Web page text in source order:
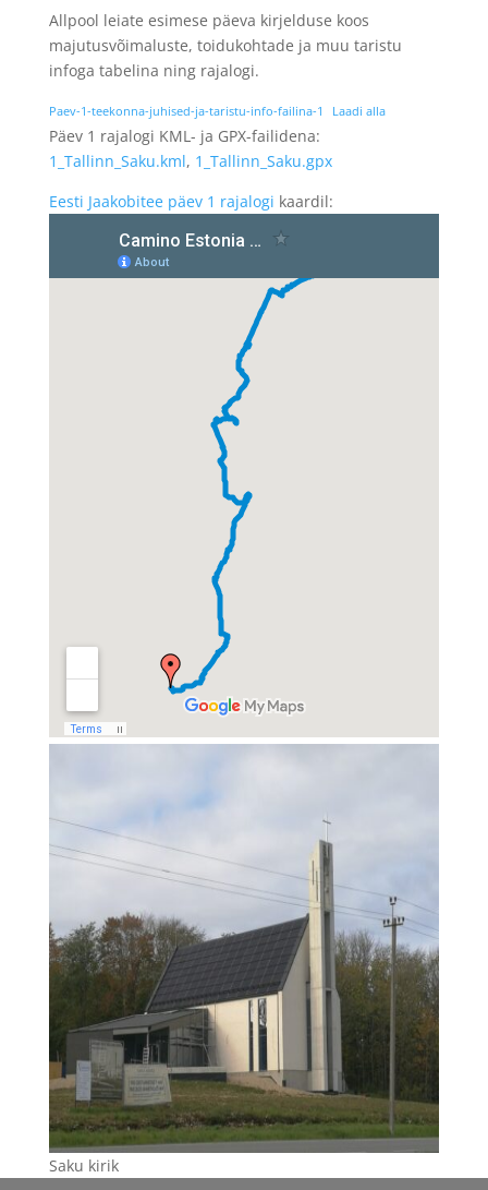
Allpool leiate esimese päeva kirjelduse koos
majutusvõimaluste, toidukohtade ja muu taristu
infoga tabelina ning rajalogi.
Paev-1-teekonna-juhised-ja-taristu-info-failina-1 Laadi alla
Päev 1 rajalogi KML- ja GPX-failidena:
1_Tallinn_Saku.kml, 1_Tallinn_Saku.gpx
Eesti Jaakobitee päev 1 rajalogi kaardil:
Saku kirik